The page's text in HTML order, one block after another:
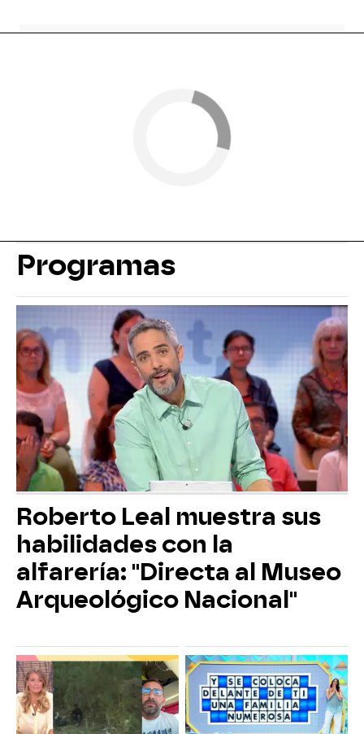
Programas
Roberto Leal muestra sus
habilidades con la
alfarería: "Directa al Museo
Arqueológico Nacional"